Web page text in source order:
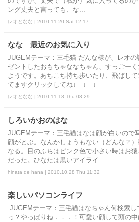
ング丈夫と言っても、な...
レオとなな | 2010.11.20 Sat 12:17
なな 最近のお気に入り
JUGEMテーマ：三毛猫 だんな様が、レオの
ゼントしたおもちゃななちゃん、すっごー
ようです。あちこち持ち歩いたり、飛ばし
てますクリックしてね↓ ↓ ↓
レオとなな | 2010.11.18 Thu 08:29
しろいかおのはな
JUGEMテーマ：三毛猫はなは顔が白いので
顔がとぶ。なんかしょうもない（どんな？
なる。目のふちはピンク色で小さい時はお猿
だった。ひなたは黒いアイライ...
hinata de hana | 2010.10.28 Thu 11:32
楽しいパソコンライフ
JUGEMテーマ：三毛猫はなちゃん何検索し
っ？やっぱりね．．．！可愛い顔して頭の